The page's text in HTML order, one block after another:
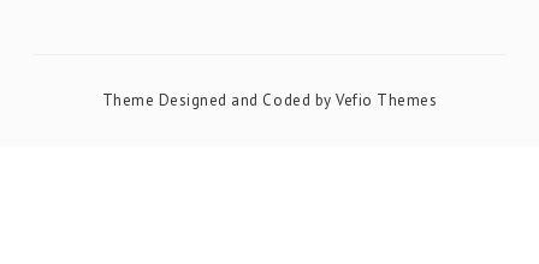
Theme Designed and Coded byVefio Themes